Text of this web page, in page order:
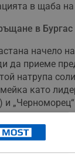
в щаба
в Бургас
начело
да приеме
натрупа
като
и
вече
опитният
град.